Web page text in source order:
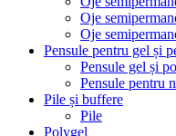
Oje
Oje
Pensule pentru gel și
Pensule gel și
Pensule pentru
Pile și buffere
Pile
Polygel